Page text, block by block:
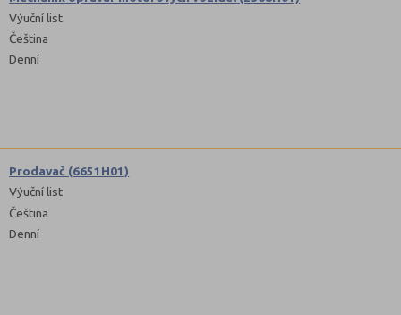
Výuční list
Čeština
Denní
Prodavač (6651H01)
Výuční list
Čeština
Denní